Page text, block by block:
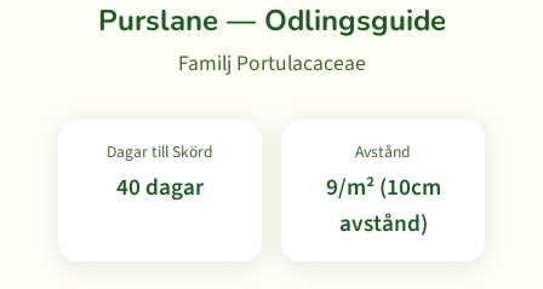
Purslane — Odlingsguide
Familj Portulacaceae
Dagar till Skörd
40 dagar
Avstånd
9/m² (10cm
avstånd)